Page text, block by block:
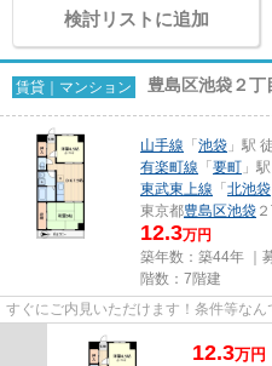
検討リストに追加
賃貸｜マンション 豊島区池袋２丁
山手線 「 池袋 」駅
有楽町線 「 要町 」
東武東上線 「 北池袋
東京都豊島区池袋
12.3万円
築年数：築44年 ｜
階数：7階建
すぐにご内見いただけます！条件等なん
12.3万円